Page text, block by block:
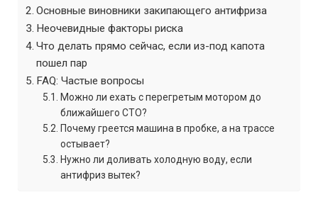
Основные виновники закипающего антифриза
Неочевидные факторы риска
Что делать прямо сейчас, если из-под капота
пошел пар
FAQ: Частые вопросы
Можно ли ехать с перегретым мотором до
ближайшего СТО?
Почему греется машина в пробке, а на трассе
остывает?
Нужно ли доливать холодную воду, если
антифриз вытек?